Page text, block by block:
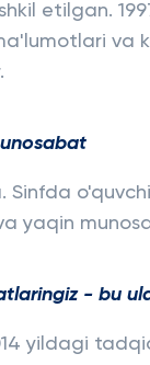
etilgan.
va
Sinfda
yaqin
- bu
yildagi